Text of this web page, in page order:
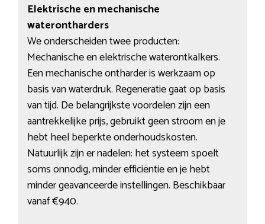
Elektrische en mechanische
waterontharders
We onderscheiden twee producten:
Mechanische en elektrische waterontkalkers.
Een mechanische ontharder is werkzaam op
basis van waterdruk. Regeneratie gaat op basis
van tijd. De belangrijkste voordelen zijn een
aantrekkelijke prijs, gebruikt geen stroom en je
hebt heel beperkte onderhoudskosten.
Natuurlijk zijn er nadelen: het systeem spoelt
soms onnodig, minder efficiëntie en je hebt
minder geavanceerde instellingen. Beschikbaar
vanaf €940.